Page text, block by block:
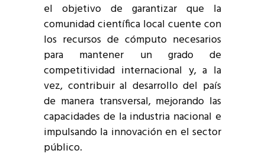
el objetivo de garantizar que la
comunidad científica local cuente con
los recursos de cómputo necesarios
para mantener un grado de
competitividad internacional y, a la
vez, contribuir al desarrollo del país
de manera transversal, mejorando las
capacidades de la industria nacional e
impulsando la innovación en el sector
público.